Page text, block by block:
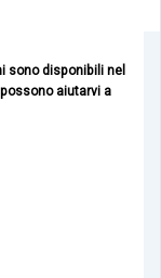
sono disponibili nel
aiutarvi a